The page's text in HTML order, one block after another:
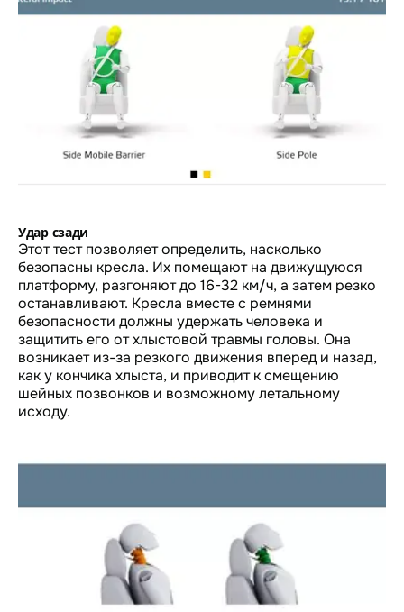
Удар сзади
Этот тест позволяет определить, насколько
безопасны кресла. Их помещают на движущуюся
платформу, разгоняют до 16-32 км/ч, а затем резко
останавливают. Кресла вместе с ремнями
безопасности должны удержать человека и
защитить его от хлыстовой травмы головы. Она
возникает из-за резкого движения вперед и назад,
как у кончика хлыста, и приводит к смещению
шейных позвонков и возможному летальному
исходу.